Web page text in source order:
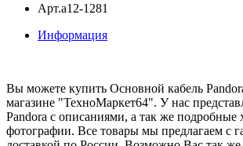
Арт.a12-1281
Информация
Вы можете купить Основной кабель
магазине "ТехноМаркет64". У нас
Pandora с описаниями, а так же подробные
фотографии. Все товары мы предлагаем с